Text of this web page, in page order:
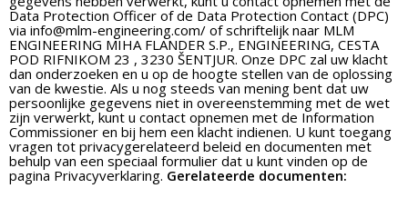
Data Protection Officer of de Data Protection Contact (DPC)
via info@mlm-engineering.com/ of schriftelijk naar MLM
ENGINEERING MIHA FLANDER S.P., ENGINEERING, CESTA
POD RIFNIKOM 23 , 3230 ŠENTJUR. Onze DPC zal uw klacht
dan onderzoeken en u op de hoogte stellen van de oplossing
van de kwestie. Als u nog steeds van mening bent dat uw
persoonlijke gegevens niet in overeenstemming met de wet
zijn verwerkt, kunt u contact opnemen met de Information
Commissioner en bij hem een klacht indienen. U kunt toegang
vragen tot privacygerelateerd beleid en documenten met
behulp van een speciaal formulier dat u kunt vinden op de
pagina Privacyverklaring. Gerelateerde documenten: